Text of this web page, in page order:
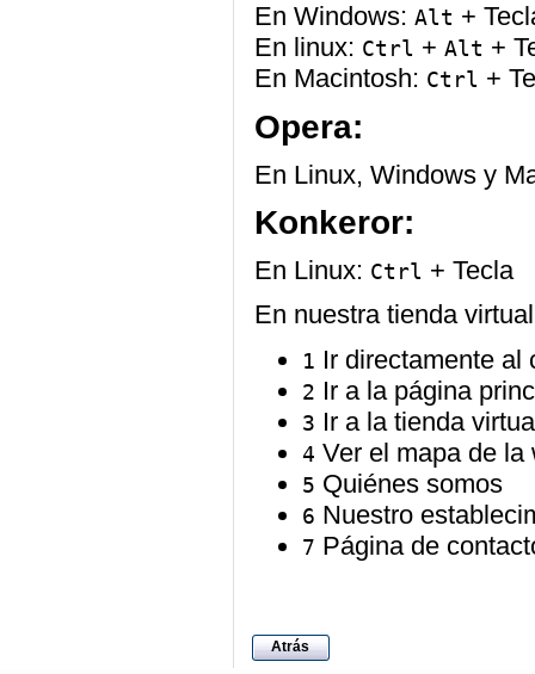
En Windows: Alt +
En linux: Ctrl + Alt +
En Macintosh: Ctrl +
Opera:
En Linux, Windows y
Konkeror:
En Linux: Ctrl + Tecla
En nuestra tienda
1 Ir directamente al
2 Ir a la página
3 Ir a la tienda
4 Ver el mapa de la
5 Quiénes somos
6 Nuestro
7 Página de
Atrás